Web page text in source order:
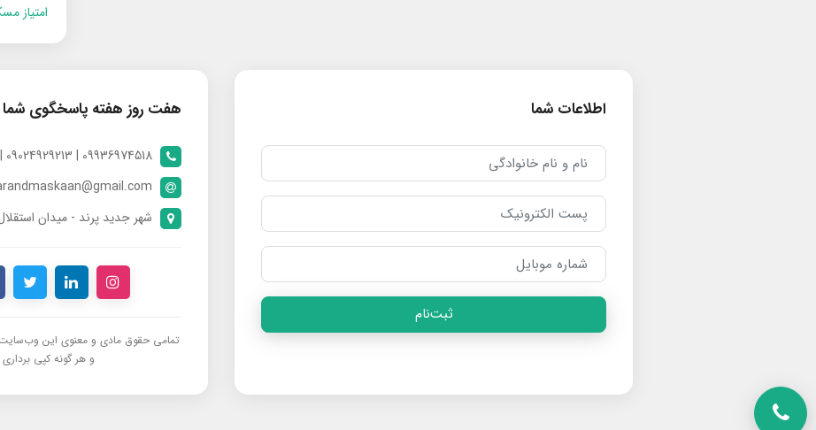
امتیاز
اطلاعات شما
ثبت‌نام
هفت روز هفته پاسخگوی
09936974518 | 09024929213 | 09398370112
شهر جدید پرند - میدان
تمامی حقوق مادی و معنوی این
و هر گونه کپی برداری